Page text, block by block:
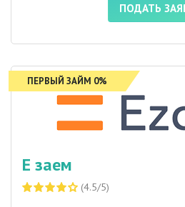
ПОДАТЬ
ПЕРВЫЙ ЗАЙМ 0%
Е заем
(4.5/5)